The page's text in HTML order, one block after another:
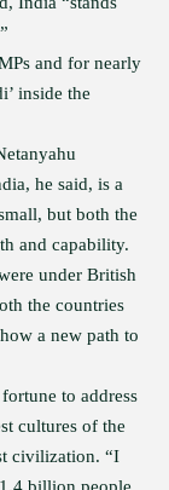
and for nearly
inside the
he said, is a
but both the
and capability.
under British
the countries
a new path to
to address
cultures of the
civilization. “I